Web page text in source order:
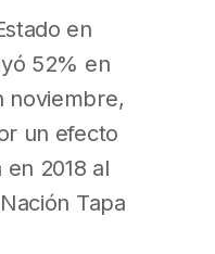
en
52% en
noviembre,
un efecto
2018 al
Tapa